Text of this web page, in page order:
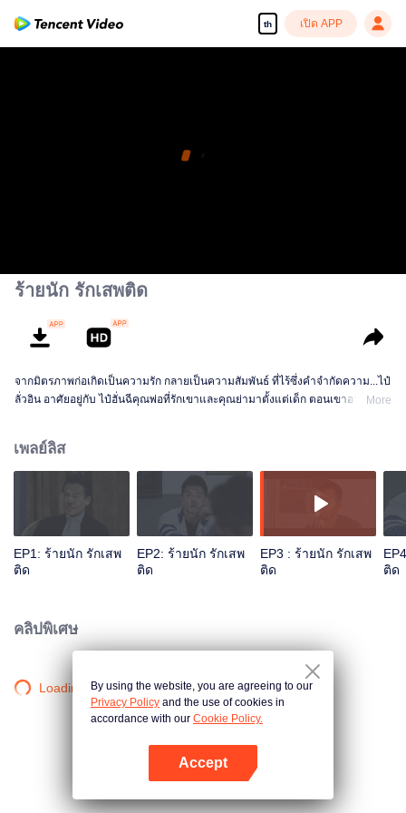
th เปิด APP
ร้ายนัก รักเสพติด
จากมิตรภาพก่อเกิดเป็นความรัก กลายเป็นความสัมพันธ์ ที่ไร้ซึ่งคำจำกัดความ...ไป๋
ลั่วอิน อาศัยอยู่กับ ไป๋ฮั่นฉีคุณพ่อที่รักเขาและคุณย่ามาตั้งแต่เด็ก ตอนเขาอายุ 16 ปี
ก็นำสองพี่น้องบุญธรรมที่ต่างก็มีนิสัยใจคอและไม่ค่อยจะสบอารมณ์มาพบกันใน
โรงเรียนมัธยมปลายของกรุงปักกิ่ง โดยตอนแรกต่างก็ไม่รู้ว่าอีกฝ่ายเป็นใครมาก่อน
สองเพื่อนร่วมห้อง โหยวฉีและ หยางเหมิ่งก็มีส่วนช่วยให้ความสัมพันธ์ของทั้งคู่ก่อ
ร่างสร้างตัวด้วย มิตรภาพของพวกเขาทั้ง4คนจะสวยงามและน่าประทับใจขนาด
ไหน โปรดติดตาม...
More
เพลย์ลิส
EP1: ร้ายนัก รักเสพ
ติด
EP2: ร้ายนัก รักเสพ
ติด
EP3 : ร้ายนัก รักเสพ
ติด
ติด
คลิปพิเศษ
Loading…By using the website, you are agreeing to our
Privacy Policy and the use of cookies in
accordance with our Cookie Policy.
Accept